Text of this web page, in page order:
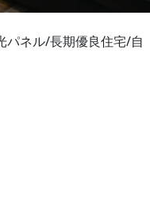
パネル/長期優良住宅/自